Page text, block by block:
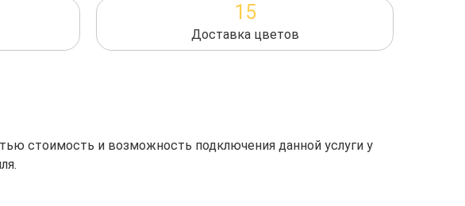
15
Доставка цветов
стоимость и возможность подключения данной услуги у